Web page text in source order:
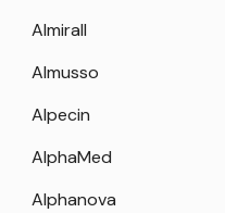
Almirall
Almusso
Alpecin
AlphaMed
Alphanova